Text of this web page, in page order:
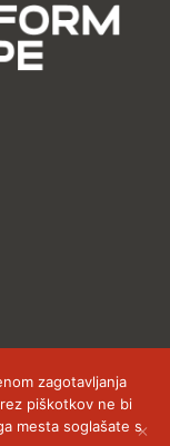
zagotavljanja
piškotkov ne bi
mesta soglašate s